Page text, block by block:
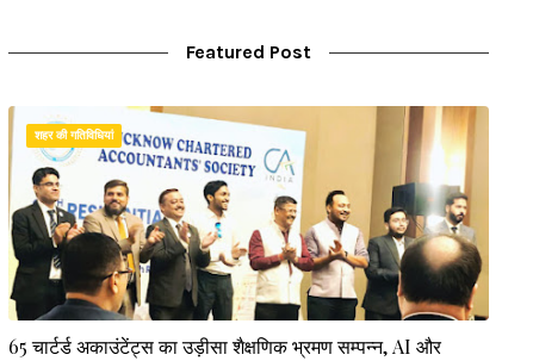
Featured Post
शहर की गतिविधियां
65 चार्टर्ड अकाउंटेंट्स का उड़ीसा शैक्षणिक भ्रमण सम्पन्न, AI और